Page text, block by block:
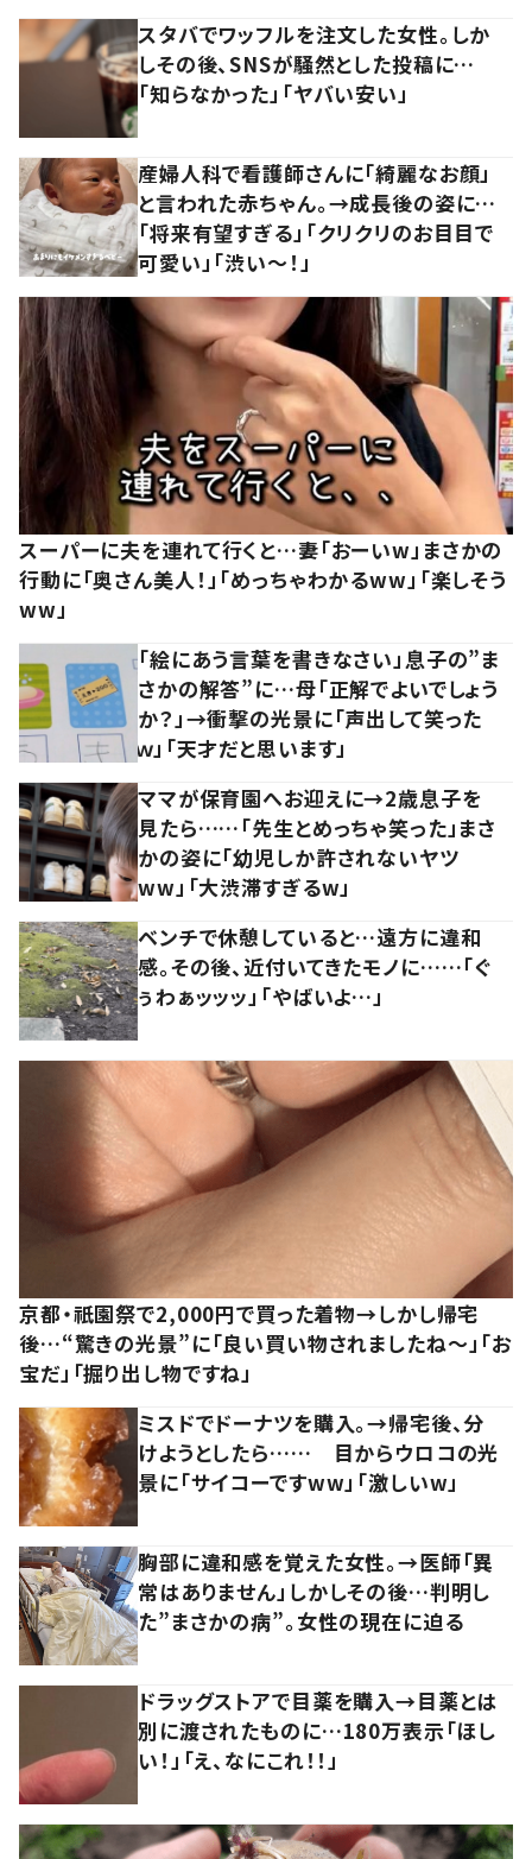
スタバでワッフルを注文した女性。しか
しその後、SNSが騒然とした投稿に…
「知らなかった」「ヤバい安い」
産婦人科で看護師さんに「綺麗なお顔」
と言われた赤ちゃん。→成長後の姿に…
「将来有望すぎる」「クリクリのお目目で
可愛い」「渋い～！」
スーパーに夫を連れて行くと…妻「おーいw」まさかの
行動に「奥さん美人！」「めっちゃわかるww」「楽しそう
ww」
「絵にあう言葉を書きなさい」息子の”ま
さかの解答”に…母「正解でよいでしょう
か？」→衝撃の光景に「声出して笑った
ｗ」「天才だと思います」
ママが保育園へお迎えに→2歳息子を
見たら……「先生とめっちゃ笑った」まさ
かの姿に「幼児しか許されないヤツ
ww」「大渋滞すぎるw」
ベンチで休憩していると…遠方に違和
感。その後、近付いてきたモノに……「ぐ
ぅわぁッッッ」「やばいよ…」
京都・祇園祭で2,000円で買った着物→しかし帰宅
後…“驚きの光景”に「良い買い物されましたね～」「お
宝だ」「掘り出し物ですね」
ミスドでドーナツを購入。→帰宅後、分
けようとしたら…… 目からウロコの光
景に「サイコーですww」「激しいw」
胸部に違和感を覚えた女性。→医師「異
常はありません」しかしその後…判明し
た”まさかの病”。女性の現在に迫る
ドラッグストアで目薬を購入→目薬とは
別に渡されたものに…180万表示「ほし
い！」「え、なにこれ！！」